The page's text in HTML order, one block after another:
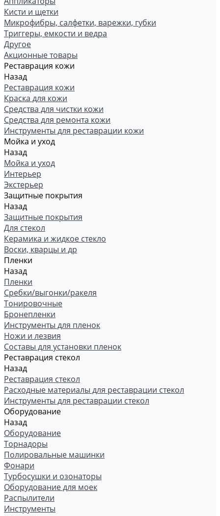
Кисти и щетки
Микрофибры, салфетки, варежки, губки
Триггеры, емкости и ведра
Другое
Акционные товары
Реставрация кожи
Назад
Реставрация кожи
Краска для кожи
Средства для чистки кожи
Средства для ремонта кожи
Инструменты для реставрации кожи
Мойка и уход
Назад
Мойка и уход
Интерьер
Экстерьер
Защитные покрытия
Назад
Защитные покрытия
Для стекол
Керамика и жидкое стекло
Воски, кварцы и др
Пленки
Назад
Пленки
Сребки/выгонки/ракеля
Тонировочные
Бронепленки
Инструменты для пленок
Ножи и лезвия
Составы для установки пленок
Реставрация стекол
Назад
Реставрация стекол
Расходные материалы для реставрации стекол
Инструменты для реставрации стекол
Оборудование
Назад
Оборудование
Торнадоры
Полировальные машинки
Фонари
Турбосушки и озонаторы
Оборудование для моек
Распылители
Инструменты